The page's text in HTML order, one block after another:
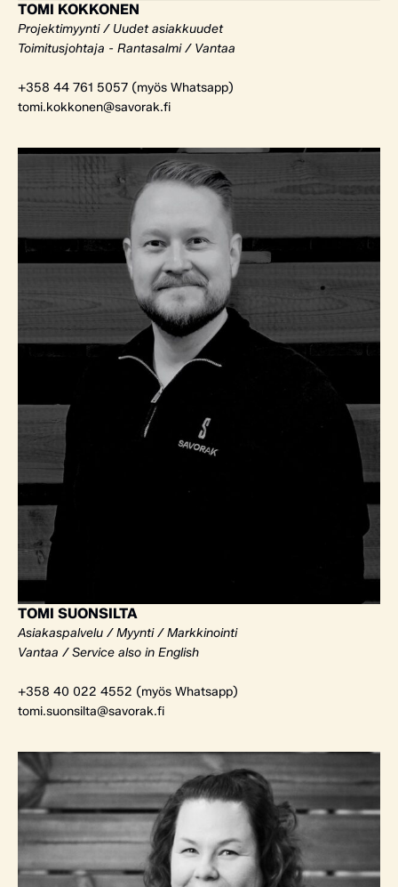
TOMI KOKKONEN
Projektimyynti / Uudet asiakkuudet
Toimitusjohtaja - Rantasalmi / Vantaa
+358 44 761 5057 (myös Whatsapp)
tomi.kokkonen@savorak.fi
TOMI SUONSILTA
Asiakaspalvelu / Myynti / Markkinointi
Vantaa / Service also in English
+358 40 022 4552 (myös Whatsapp)
tomi.suonsilta@savorak.fi